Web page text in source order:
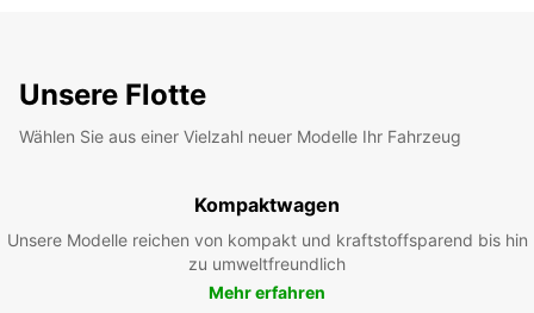
Unsere Flotte
Wählen Sie aus einer Vielzahl neuer Modelle Ihr Fahrzeug
Kompaktwagen
Unsere Modelle reichen von kompakt und kraftstoffsparend bis hin
zu umweltfreundlich
Mehr erfahren